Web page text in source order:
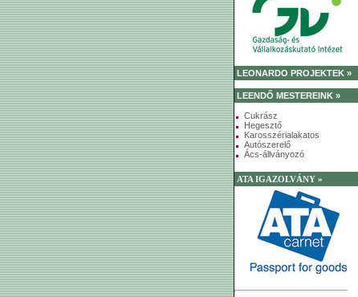
LEONARDO PROJEKTEK »
LEENDŐ MESTEREINK »
Cukrász
Hegesztő
Karosszérialakatos
Autószerelő
Ács-állványozó
ATA IGAZOLVÁNY »